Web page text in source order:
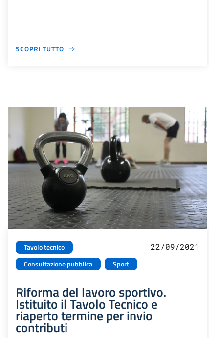
SCOPRI TUTTO
Tavolo tecnico
Consultazione pubblica
Sport
22/09/2021
Riforma del lavoro sportivo.
Istituito il Tavolo Tecnico e
riaperto termine per invio
contributi